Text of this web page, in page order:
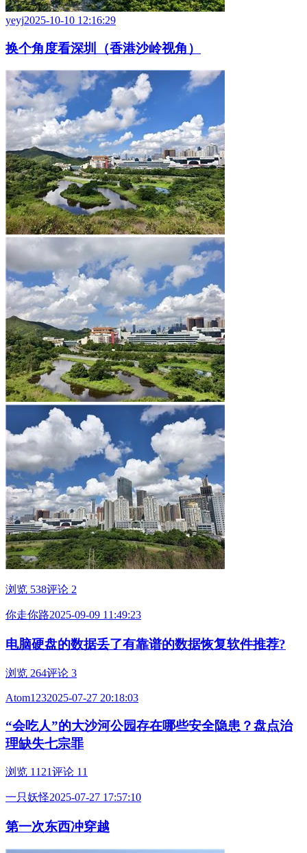
yeyj2025-10-10 12:16:29
换个角度看深圳（香港沙岭视角）
浏览 538评论 2
你走你路2025-09-09 11:49:23
电脑硬盘的数据丢了有靠谱的数据恢复软件推荐?
浏览 264评论 3
Atom1232025-07-27 20:18:03
“会吃人”的大沙河公园存在哪些安全隐患？盘点治
理缺失七宗罪
浏览 1121评论 11
一只妖怪2025-07-27 17:57:10
第一次东西冲穿越